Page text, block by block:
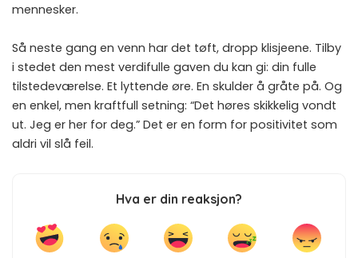
mennesker.
Så neste gang en venn har det tøft, dropp klisjeene. Tilby
i stedet den mest verdifulle gaven du kan gi: din fulle
tilstedeværelse. Et lyttende øre. En skulder å gråte på. Og
en enkel, men kraftfull setning: “Det høres skikkelig vondt
ut. Jeg er her for deg.” Det er en form for positivitet som
aldri vil slå feil.
Hva er din reaksjon?